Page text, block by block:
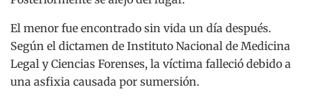
El menor fue encontrado sin vida un día después.
Según el dictamen de Instituto Nacional de Medicina
Legal y Ciencias Forenses, la víctima falleció debido a
una asfixia causada por sumersión.